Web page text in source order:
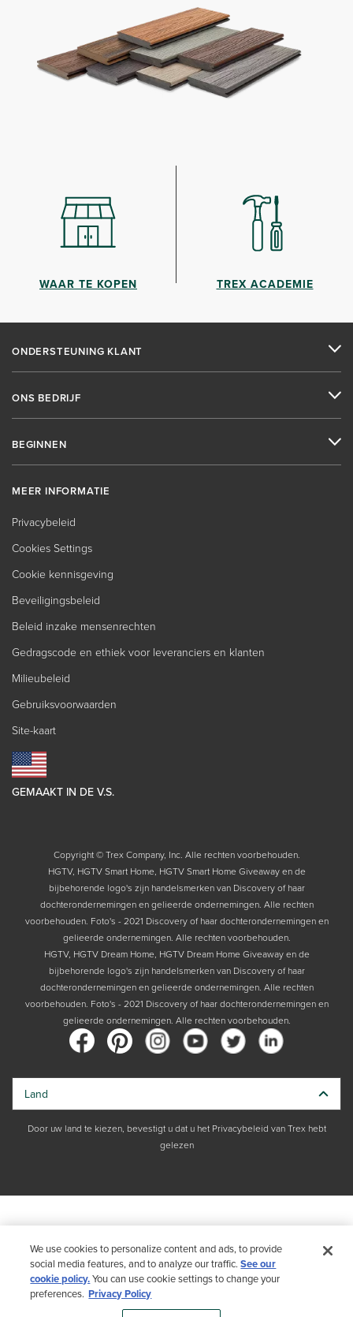
WAAR TE KOPEN TREX ACADEMIE
ONDERSTEUNING KLANT
ONS BEDRIJF
BEGINNEN
MEER INFORMATIE
Privacybeleid
Cookies Settings
Cookie kennisgeving
Beveiligingsbeleid
Beleid inzake mensenrechten
Gedragscode en ethiek voor leveranciers en klanten
Milieubeleid
Gebruiksvoorwaarden
Site-kaart
GEMAAKT IN DE V.S.
Copyright © Trex Company, Inc. Alle rechten voorbehouden.
HGTV, HGTV Smart Home, HGTV Smart Home Giveaway en de
bijbehorende logo's zijn handelsmerken van Discovery of haar
dochterondernemingen en gelieerde ondernemingen. Alle rechten
voorbehouden. Foto's - 2021 Discovery of haar dochterondernemingen en
gelieerde ondernemingen. Alle rechten voorbehouden.
HGTV, HGTV Dream Home, HGTV Dream Home Giveaway en de
bijbehorende logo's zijn handelsmerken van Discovery of haar
dochterondernemingen en gelieerde ondernemingen. Alle rechten
voorbehouden. Foto's - 2021 Discovery of haar dochterondernemingen en
gelieerde ondernemingen. Alle rechten voorbehouden.
Land
Door uw land te kiezen, bevestigt u dat u het Privacybeleid van Trex hebt
gelezen
We use cookies to personalize content and ads, to provide
social media features, and to analyze our traffic.See our
cookie policy.You can use cookie settings to change your
preferences. Privacy Policy